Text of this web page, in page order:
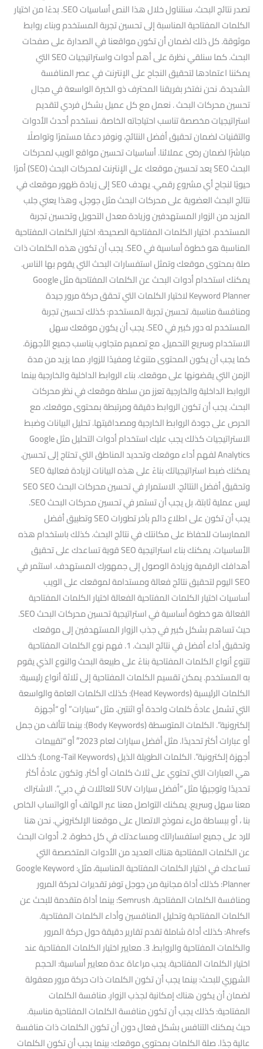
تصدر نتائج البحث. سنتناول خلال هذا النص أساسيات SEO. بدءًا من اختيار
الكلمات المفتاحية المناسبة إلى تحسين تجربة المستخدم وبناء روابط
موثوقة. كل ذلك لضمان أن تكون مواقعنا في الصدارة على صفحات
البحث. كما سنلقي نظرة على أهم أدوات واستراتيجيات SEO التي
يمكننا اعتمادها لتحقيق النجاح على الإنترنت في عصر المنافسة
الشديدة. نحن نفتخر بفريقنا المحترف ذو الخبرة الواسعة في مجال
تحسين محركات البحث . نعمل مع كل عميل بشكل فردي لتقديم
استراتيجيات مخصصة تناسب احتياجاته الخاصة. نستخدم أحدث الأدوات
والتقنيات لضمان تحقيق أفضل النتائج، ونوفر دعمًا مستمرًا وتواصلًا
مباشرًا لضمان رضى عملائنا. أساسيات تحسين مواقع الويب لمحركات
البحث SEO يعد تحسين موقعك على الإنترنت لمحركات البحث (SEO) أمرًا
حيويًا لنجاح أي مشروع رقمي. يهدف SEO إلى زيادة ظهور موقعك في
نتائج البحث العضوية على محركات البحث مثل جوجل، وهذا يعني جلب
المزيد من الزوار المستهدفين وزيادة معدل التحويل وتحسين تجربة
المستخدم. اختيار الكلمات المفتاحية الصحيحة: اختيار الكلمات المفتاحية
المناسبة هو خطوة أساسية في SEO. يجب أن تكون هذه الكلمات ذات
صلة بمحتوى موقعك وتمثل استفسارات البحث التي يقوم بها الناس.
يمكنك استخدام أدوات البحث عن الكلمات المفتاحية مثل Google
Keyword Planner لاختيار الكلمات التي تحقق حركة مرور جيدة
ومنافسة مناسبة. تحسين تجربة المستخدم: كذلك تحسين تجربة
المستخدم له دور كبير في SEO. يجب أن يكون موقعك سهل
الاستخدام وسريع التحميل. مع تصميم متجاوب يناسب جميع الأجهزة.
كما يجب أن يكون المحتوى متنوعًا ومفيدًا للزوار. مما يزيد من مدة
الزمن التي يقضونها على موقعك. بناء الروابط الداخلية والخارجية بينما
الروابط الداخلية والخارجية تعزز من سلطة موقعك في نظر محركات
البحث. يجب أن تكون الروابط دقيقة ومرتبطة بمحتوى موقعك. مع
الحرص على جودة الروابط الخارجية ومصداقيتها. تحليل البيانات وضبط
الاستراتيجيات كذلك يجب عليك استخدام أدوات التحليل مثل Google
Analytics لفهم أداء موقعك وتحديد المناطق التي تحتاج إلى تحسين.
يمكنك ضبط استراتيجياتك بناءً على هذه البيانات لزيادة فعالية SEO
وتحقيق أفضل النتائج. الاستمرار في تحسين محركات البحث SEO SEO
ليس عملية ثابتة، بل يجب أن تستمر في تحسين محركات البحث SEO.
يجب أن تكون على اطلاع دائم بآخر تطورات SEO وتطبيق أفضل
الممارسات للحفاظ على مكانتك في نتائج البحث. كذلك باستخدام هذه
الأساسيات. يمكنك بناء استراتيجية SEO قوية تساعدك على تحقيق
أهدافك الرقمية وزيادة الوصول إلى جمهورك المستهدف. استثمر في
SEO اليوم لتحقيق نتائج فعالة ومستدامة لموقعك على الويب
أساسيات اختيار الكلمات المفتاحية الفعالة اختيار الكلمات المفتاحية
الفعالة هو خطوة أساسية في استراتيجية تحسين محركات البحث SEO.
حيث تساهم بشكل كبير في جذب الزوار المستهدفين إلى موقعك
وتحقيق أداء أفضل في نتائج البحث. 1. فهم نوع الكلمات المفتاحية
تتنوع أنواع الكلمات المفتاحية بناءً على طبيعة البحث والنوع الذي يقوم
به المستخدم. يمكن تقسيم الكلمات المفتاحية إلى ثلاثة أنواع رئيسية:
الكلمات الرئيسية (Head Keywords): كذلك الكلمات العامة والواسعة
التي تشمل عادةً كلمات واحدة أو اثنتين. مثل “سيارات” أو “أجهزة
إلكترونية”. الكلمات المتوسطة (Body Keywords): بينما تتألف من جمل
أو عبارات أكثر تحديدًا. مثل أفضل سيارات لعام 2023″ أو “تقييمات
أجهزة إلكترونية”. الكلمات الطويلة الذيل (Long-Tail Keywords): كذلك
هي العبارات التي تحتوي على ثلاث كلمات أو أكثر. وتكون عادةً أكثر
تحديدًا وتوجيهًا مثل “أفضل سيارات SUV للعائلات في دبي”. الاشتراك
معنا سهل وسريع. يمكنك التواصل معنا عبر الهاتف أو الواتساب الخاص
بنا ، أو ببساطة ملء نموذج الاتصال على موقعنا الإلكتروني. نحن هنا
للرد على جميع استفساراتك ومساعدتك في كل خطوة. 2. أدوات البحث
عن الكلمات المفتاحية هناك العديد من الأدوات المتخصصة التي
تساعدك في اختيار الكلمات المفتاحية المناسبة، مثل: Google Keyword
Planner: كذلك أداة مجانية من جوجل توفر تقديرات لحركة المرور
ومنافسة الكلمات المفتاحية. Semrush: بينما أداة متقدمة للبحث عن
الكلمات المفتاحية وتحليل المنافسين وأداء الكلمات المفتاحية.
Ahrefs: كذلك أداة شاملة تقدم تقارير دقيقة حول حركة المرور
والكلمات المفتاحية والروابط. 3. معايير اختيار الكلمات المفتاحية عند
اختيار الكلمات المفتاحية. يجب مراعاة عدة معايير أساسية: الحجم
الشهري للبحث: بينما يجب أن تكون الكلمات ذات حركة مرور معقولة
لضمان أن يكون هناك إمكانية لجذب الزوار. منافسة الكلمات
المفتاحية: كذلك يجب أن تكون منافسة الكلمات المفتاحية مناسبة.
حيث يمكنك التنافس بشكل فعال دون أن تكون الكلمات ذات منافسة
عالية جدًا. صلة الكلمات بمحتوى موقعك: بينما يجب أن تكون الكلمات